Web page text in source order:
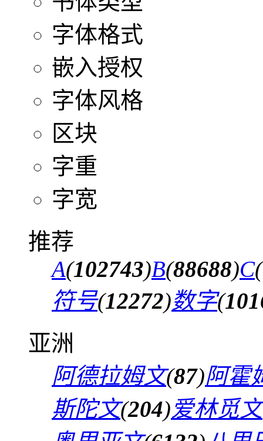
字体格式
嵌入授权
字体风格
区块
字重
字宽
推荐
A(102743)B(88688)C(
符号(12272)数字(
亚洲
阿德拉姆文(87)阿霍
斯陀文(204)爱林觅文